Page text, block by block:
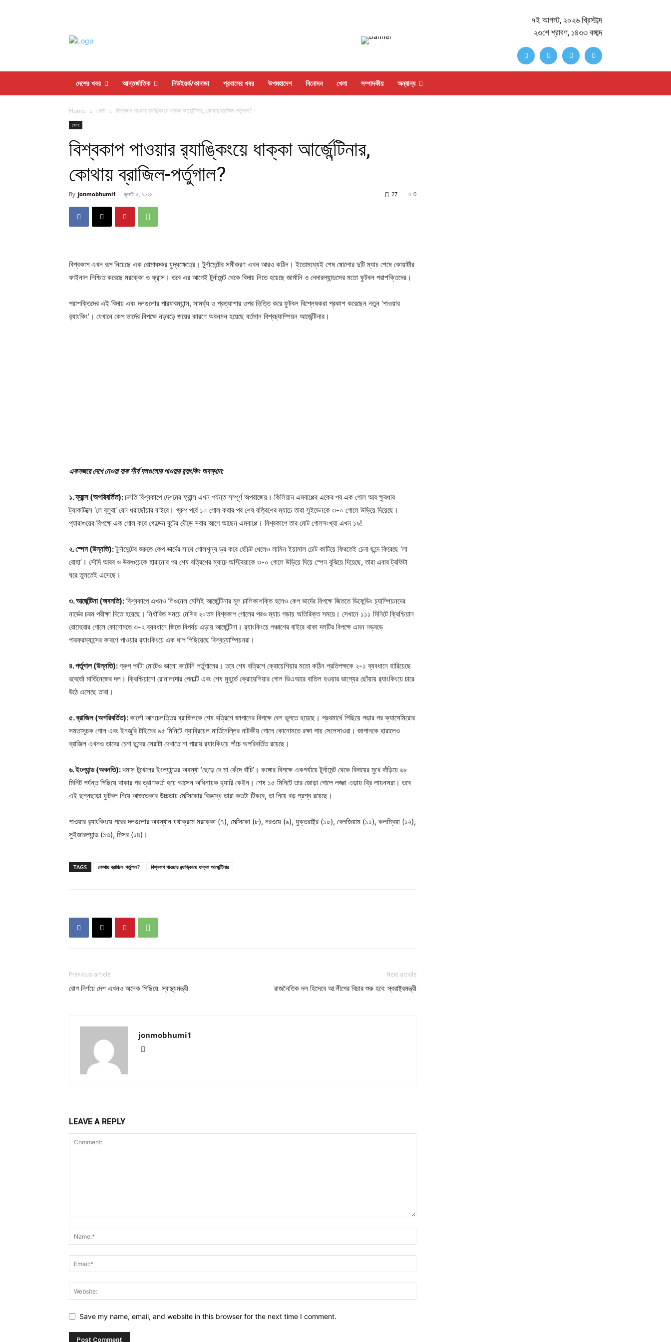
৭ই আগস্ট, ২০২৬ খ্রিস্টাব্দ
২৩শে শ্রাবণ, ১৪৩৩ বঙ্গাব্দ
দেশের খবর আন্তর্জাতিক নিউইয়র্ক/কানাডা প্রবাসের খবর উপমহাদেশ বিনোদন খেলা সম্পাদকীয় অন্যান্য
Home খেলা বিশ্বকাপ পাওয়ার র‍্যাঙ্কিংয়ে ধাক্কা আর্জেন্টিনার, কোথায় ব্রাজিল-পর্তুগাল?
খেলা
বিশ্বকাপ পাওয়ার র‍্যাঙ্কিংয়ে ধাক্কা আর্জেন্টিনার,
কোথায় ব্রাজিল-পর্তুগাল?
By jonmobhumi1 - জুলাই ৫, ২০২৬ 0
27
বিশ্বকাপ এখন রূপ নিয়েছে এক রোমাঞ্চকর যুদ্ধক্ষেত্রে। টুর্নামেন্টের সমীকরণ এখন আরও কঠিন। ইতোমধ্যেই শেষ ষোলোর দুটি ম্যাচ শেষে কোয়ার্টার
ফাইনাল নিশ্চিত করেছে মরক্কো ও ফ্রান্স। তবে এর আগেই টুর্নামেন্ট থেকে বিদায় নিতে হয়েছে জার্মানি ও নেদারল্যান্ডসের মতো ফুটবল পরাশক্তিদের।
পরাশক্তিদের এই বিদায় এবং দলগুলোর পারফরম্যান্স, সামর্থ্য ও প্রত্যাশার ওপর ভিত্তি করে ফুটবল বিশ্লেষকরা প্রকাশ করেছেন নতুন ‘পাওয়ার
র‍্যাংকিং’। যেখানে কেপ ভার্দের বিপক্ষে নড়বড়ে জয়ের কারণে অবনমন হয়েছে বর্তমান বিশ্বচ্যাম্পিয়ন আর্জেন্টিনার।
একনজরে দেখে নেওয়া যাক শীর্ষ দলগুলোর পাওয়ার র‍্যাংকিং অবস্থান:
১. ফ্রান্স (অপরিবর্তিত):চলতি বিশ্বকাপে দেশমের ফ্রান্স এখন পর্যন্ত সম্পূর্ণ অপরাজেয়। কিলিয়ান এমবাপ্পের একের পর এক গোল আর ক্ষুরধার
ট্যাকটিক্সে ‘লে ব্লুরা’ যেন ধরাছোঁয়ার বাইরে। গ্রুপ পর্বে ১০ গোল করার পর শেষ বত্রিশের ম্যাচে তারা সুইডেনকে ৩-০ গোলে উড়িয়ে দিয়েছে।
প্যারাগুয়ের বিপক্ষে এক গোল করে গোল্ডেন বুটের দৌড়ে সবার আগে আছেন এমবাপ্পে। বিশ্বকাপে তার মোট গোলসংখ্যা এখন ১৯!
২. স্পেন (উন্নতি):টুর্নামেন্টের শুরুতে কেপ ভার্দের সাথে গোলশূন্য ড্র করে হোঁচট খেলেও লামিন ইয়ামাল চোট কাটিয়ে ফিরতেই চেনা ছন্দে ফিরেছে ‘লা
রোহা’। সৌদি আরব ও উরুগুয়েকে হারানোর পর শেষ বত্রিশের ম্যাচে অস্ট্রিয়াকে ৩-০ গোলে উড়িয়ে দিয়ে স্পেন বুঝিয়ে দিয়েছে, তারা এবার ট্রফিটা
ঘরে তুলতেই এসেছে।
৩. আর্জেন্টিনা (অবনতি): বিশ্বকাপে এখনও লিওনেল মেসিই আর্জেন্টিনার মূল চালিকাশক্তি হলেও কেপ ভার্দের বিপক্ষে জিততে ডিফেন্ডিং চ্যাম্পিয়নদের
নার্ভের চরম পরীক্ষা দিতে হয়েছে। নির্ধারিত সময়ে মেসির ২০তম বিশ্বকাপ গোলের পরও ম্যাচ গড়ায় অতিরিক্ত সময়ে। সেখানে ১১১ মিনিটে ক্রিশ্চিয়ান
রোমেরোর গোলে কোনোমতে ৩-২ ব্যবধানে জিতে বিপর্যয় এড়ায় আর্জেন্টিনা। র‍্যাংকিংয়ে পঞ্চাশের বাইরে থাকা দলটির বিপক্ষে এমন নড়বড়ে
পারফরম্যান্সের কারণে পাওয়ার র‍্যাংকিংয়ে এক ধাপ পিছিয়েছে বিশ্বচ্যাম্পিয়নরা।
৪. পর্তুগাল (উন্নতি):গ্রুপ পর্বটা মোটেও ভালো কাটেনি পর্তুগালের। তবে শেষ বত্রিশে ক্রোয়েশিয়ার মতো কঠিন প্রতিপক্ষকে ২-১ ব্যবধানে হারিয়েছে
রবের্তো মার্তিনেজের দল। ক্রিশ্চিয়ানো রোনালদোর পেনাল্টি এবং শেষ মুহূর্তে ক্রোয়েশিয়ার গোল ভিএআরে বাতিল হওয়ার ভাগ্যের ছোঁয়ায় র‍্যাংকিংয়ে চারে
উঠে এসেছে তারা।
৫. ব্রাজিল (অপরিবর্তিত):কার্লো আনচেলত্তির ব্রাজিলকে শেষ বত্রিশে জাপানের বিপক্ষে বেশ ভুগতে হয়েছে। প্রথমার্ধে পিছিয়ে পড়ার পর ক্যাসেমিরোর
সমতাসূচক গোল এবং ইনজুরি টাইমের ৯৫ মিনিটে গ্যাব্রিয়েল মার্তিনেল্লির নাটকীয় গোলে কোনোমতে রক্ষা পায় সেলেসাওরা। জাপানকে হারালেও
ব্রাজিল এখনও তাদের চেনা ছন্দের সেরাটা দেখাতে না পারায় র‍্যাংকিংয়ে পাঁচে অপরিবর্তিত রয়েছে।
৬. ইংল্যান্ড (অবনতি):থমাস টুখেলের ইংল্যান্ডের অবস্থা ‘ছেড়ে দে মা কেঁদে বাঁচি’। কঙ্গোর বিপক্ষে একপর্যায়ে টুর্নামেন্ট থেকে বিদায়ের মুখে দাঁড়িয়ে ৬৮
মিনিট পর্যন্ত পিছিয়ে থাকার পর ত্রাণকর্তা হয়ে আসেন অধিনায়ক হ্যারি কেইন। শেষ ১৫ মিনিটে তার জোড়া গোলে লজ্জা এড়ায় থ্রি লায়নসরা। তবে
এই ছন্নছাড়া ফুটবল নিয়ে আজতেকার উচ্চতায় মেক্সিকোর বিরুদ্ধে তারা কতটা টিকবে, তা নিয়ে বড় প্রশ্ন রয়েছে।
পাওয়ার র‍্যাংকিংয়ে পরের দলগুলোর অবস্থান যথাক্রমে মরক্কো (৭), মেক্সিকো (৮), নরওয়ে (৯), যুক্তরাষ্ট্র (১০), বেলজিয়াম (১১), কলম্বিয়া (১২),
সুইজারল্যান্ড (১৩), মিসর (১৪)।
TAGS কোথায় ব্রাজিল-পর্তুগাল? বিশ্বকাপ পাওয়ার র‍্যাঙ্কিংয়ে ধাক্কা আর্জেন্টিনার
Previous article
রোগ নির্ণয়ে দেশ এখনও অনেক পিছিয়ে: স্বাস্থ্যমন্ত্রী
Next article
রাজনৈতিক দল হিসেবে আ.লীগের বিচার শুরু হবে: স্বরাষ্ট্রমন্ত্রী
jonmobhumi1
LEAVE A REPLY
Save my name, email, and website in this browser for the next time I comment.